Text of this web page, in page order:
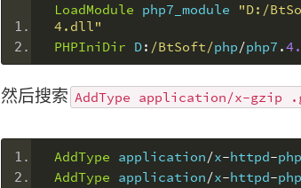
LoadModule php7_module "D:/
4.dll"
PHPIniDir D: /BtSoft/php/php7 .
然后搜索 AddType application/x-gzip
AddType application/x-httpd-php
AddType application/x-httpd-php